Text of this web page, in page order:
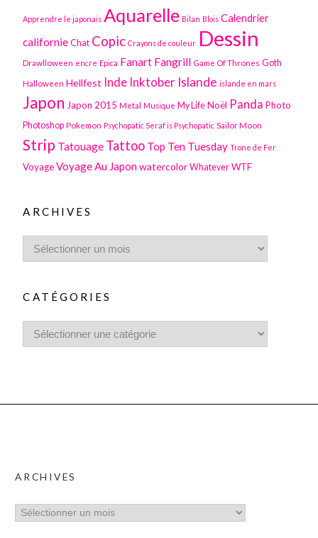
Apprendre le japonais Aquarelle Bilan Blois Calendrier
californie Chat Copic Crayons de couleur Dessin
Drawlloween encre Epica Fanart Fangrill Game Of Thrones Goth
Halloween Hellfest Inde Inktober Islande islande en mars
Japon Japon 2015 Metal Musique My Life Noël Panda Photo
Photoshop Pokemon Psychopatic Seraf is Psychopatic Sailor Moon
Strip Tatouage Tattoo Top Ten Tuesday Trone de Fer
Voyage Voyage Au Japon watercolor Whatever WTF
ARCHIVES
CATÉGORIES
ARCHIVES